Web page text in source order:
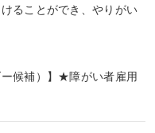
ることができ、やりがい
候補）】★障がい者雇用